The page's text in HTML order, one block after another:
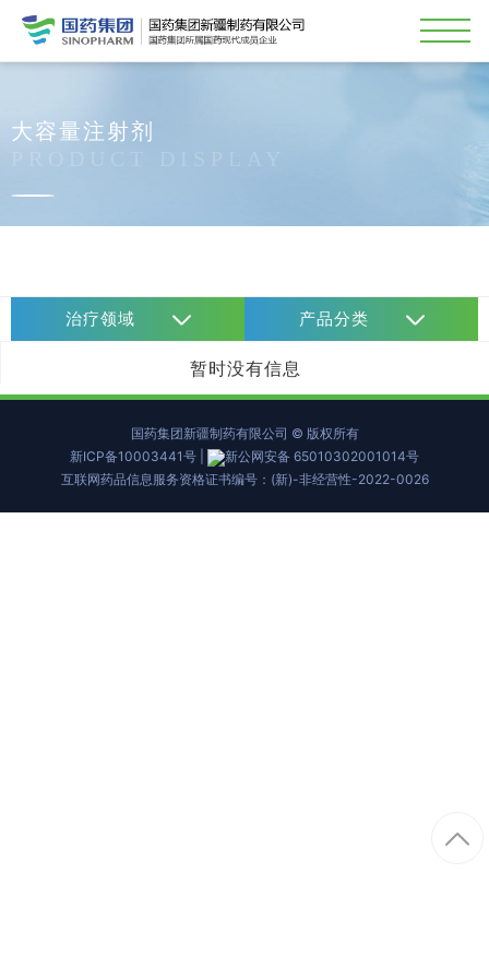
大容量注射剂
治疗领域 产品分类
暂时没有信息
国药集团新疆制药有限公司 © 版权所有
新ICP备10003441号
新公网安备 65010302001014号
互联网药品信息服务资格证书编号：(新)-非经营性-2022-0026